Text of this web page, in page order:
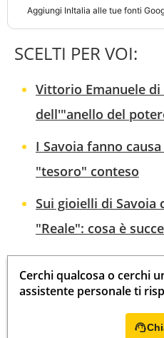
Aggiungi InItalia alle tue fonti
SCELTI PER VOI:
Vittorio Emanuele
dell'"anello del
I Savoia fanno
"tesoro" conteso
Sui gioielli di Savoia
"Reale": cosa è
Cerchi qualcosa o cerchi
assistente personale ti